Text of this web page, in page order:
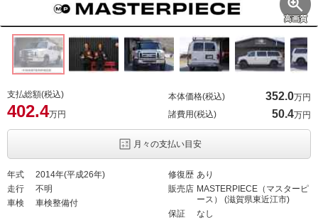
高画質
支払総額(税込)
402.4万円
本体価格(税込) 352.0万円
諸費用(税込)
50.4万円
月々の支払い目安
年式
2014年(平成26年)
走行
不明
車検
車検整備付
修復歴 あり
販売店 MASTERPIECE（マスターピ
ース） (滋賀県東近江市)
保証
なし